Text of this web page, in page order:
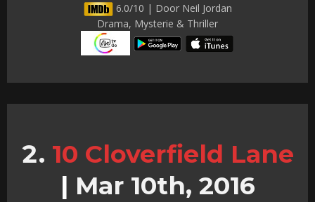
6.0/10 | Door Neil Jordan
Drama, Mysterie & Thriller
10 Cloverfield Lane
| Mar 10th, 2016